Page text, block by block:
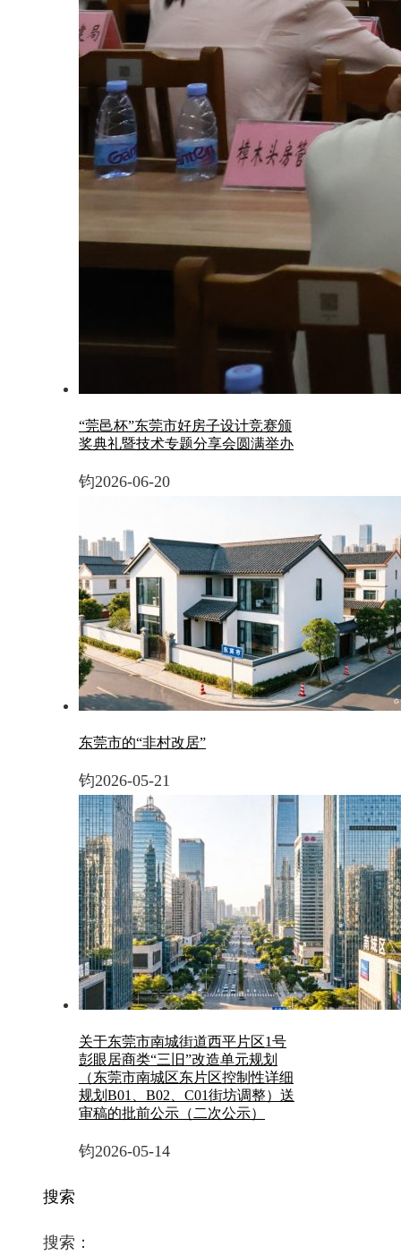
“莞邑杯”东莞市好房子设计竞赛颁
奖典礼暨技术专题分享会圆满举办
钧2026-06-20
东莞市的“非村改居”
钧2026-05-21
关于东莞市南城街道西平片区1号
彭眼居商类“三旧”改造单元规划
（东莞市南城区东片区控制性详细
规划B01、B02、C01街坊调整）送
审稿的批前公示（二次公示）
钧2026-05-14
搜索
搜索：